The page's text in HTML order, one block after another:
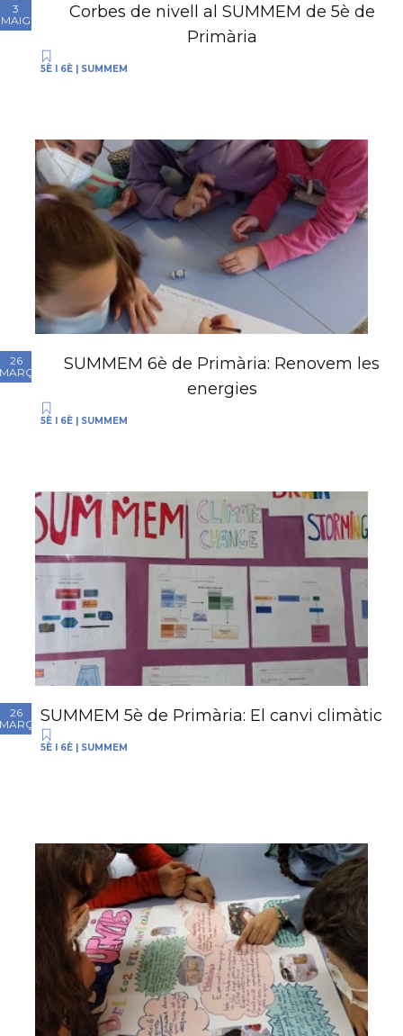
3
MAIG
Corbes de nivell al SUMMEM de 5è de
Primària
5È I 6È | SUMMEM
26
SUMMEM 6è de Primària: Renovem les
energies
5È I 6È | SUMMEM
26
SUMMEM 5è de Primària: El canvi climàtic
5È I 6È | SUMMEM